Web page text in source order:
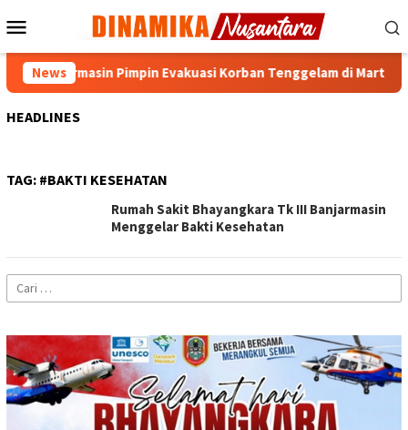
ke
Mobile
News Pimpin Evakuasi Korban Tenggelam di Martapura
HEADLINES
TAG: #BAKTI KESEHATAN
Rumah Sakit Bhayangkara Tk III Banjarmasin
Menggelar Bakti Kesehatan
Cari
untuk: